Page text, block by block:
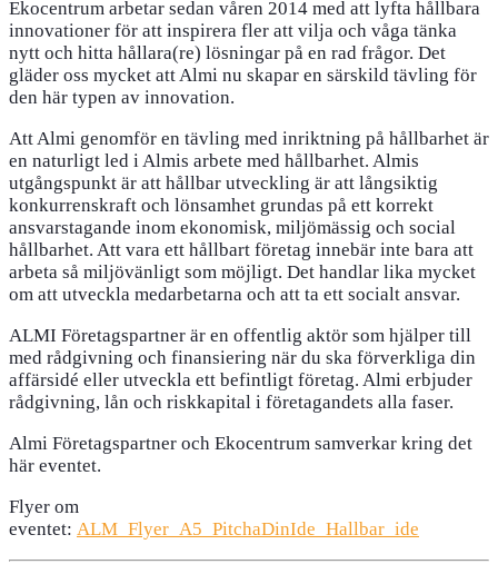
Ekocentrum arbetar sedan våren 2014 med att lyfta hållbara
innovationer för att inspirera fler att vilja och våga tänka
nytt och hitta hållara(re) lösningar på en rad frågor. Det
gläder oss mycket att Almi nu skapar en särskild tävling för
den här typen av innovation.
Att Almi genomför en tävling med inriktning på hållbarhet är
en naturligt led i Almis arbete med hållbarhet. Almis
utgångspunkt är att hållbar utveckling är att långsiktig
konkurrenskraft och lönsamhet grundas på ett korrekt
ansvarstagande inom ekonomisk, miljömässig och social
hållbarhet. Att vara ett hållbart företag innebär inte bara att
arbeta så miljövänligt som möjligt. Det handlar lika mycket
om att utveckla medarbetarna och att ta ett socialt ansvar.
ALMI Företagspartner är en offentlig aktör som hjälper till
med rådgivning och finansiering när du ska förverkliga din
affärsidé eller utveckla ett befintligt företag. Almi erbjuder
rådgivning, lån och riskkapital i företagandets alla faser.
Almi Företagspartner och Ekocentrum samverkar kring det
här eventet.
Flyer om
eventet: ALM_Flyer_A5_PitchaDinIde_Hallbar_ide